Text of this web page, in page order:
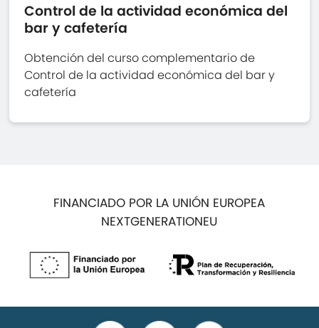
Control de la actividad económica del
bar y cafetería
Obtención del curso complementario de
Control de la actividad económica del bar y
cafetería
FINANCIADO POR LA UNIÓN EUROPEA
NEXTGENERATIONEU